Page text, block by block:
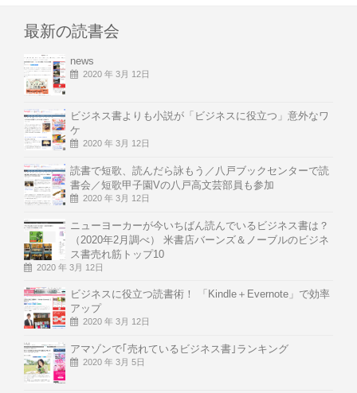
最新の読書会
news
2020 年 3月 12日
ビジネス書よりも小説が「ビジネスに役立つ」意外なワ
ケ
2020 年 3月 12日
読書で短歌、読んだら詠もう／八戸ブックセンターで読
書会／短歌甲子園Vの八戸高文芸部員も参加
2020 年 3月 12日
ニューヨーカーが今いちばん読んでいるビジネス書は？
（2020年2月調べ） 米書店バーンズ＆ノーブルのビジネ
ス書売れ筋トップ10
2020 年 3月 12日
ビジネスに役立つ読書術！ 「Kindle＋Evernote」で効率
アップ
2020 年 3月 12日
アマゾンで｢売れているビジネス書｣ランキング
2020 年 3月 5日